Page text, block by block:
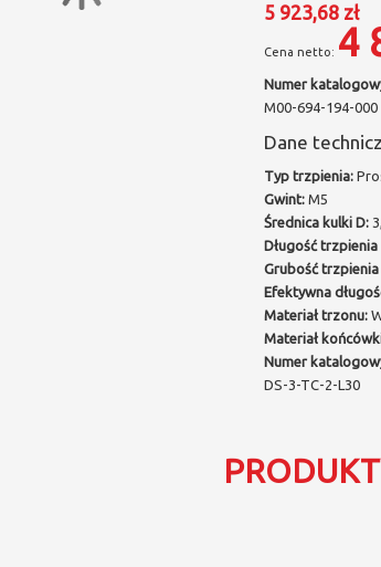
5 923,68 zł
4
Numer
M00-694-194-000
Dane
Typ trzpienia:
Gwint:M5
Średnica kulki D:
Długość trzpienia
Grubość trzpienia
Efektywna
Materiał trzonu:
Materiał
Numer
DS-3-TC-2-L30